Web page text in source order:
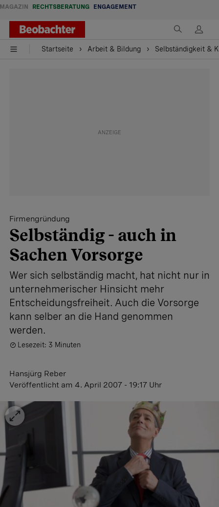
MAGAZIN RECHTSBERATUNG ENGAGEMENT
Startseite Arbeit & Bildung Selbständigkeit &
Firmengründung
Selbständig - auch in
Sachen Vorsorge
Wer sich selbständig macht, hat nicht nur in
unternehmerischer Hinsicht mehr
Entscheidungsfreiheit. Auch die Vorsorge
kann selber an die Hand genommen
werden.
Lesezeit: 3 Minuten
Hansjürg Reber
Veröffentlicht am 4. April 2007 - 19:17 Uhr